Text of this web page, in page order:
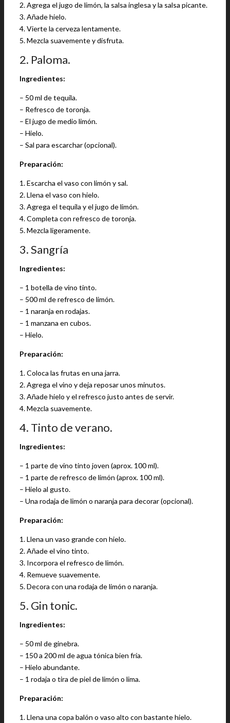
2. Agrega el jugo de limón, la salsa inglesa y la salsa picante.
3. Añade hielo.
4. Vierte la cerveza lentamente.
5. Mezcla suavemente y disfruta.
2. Paloma.
Ingredientes:
– 50 ml de tequila.
– Refresco de toronja.
– El jugo de medio limón.
– Hielo.
– Sal para escarchar (opcional).
Preparación:
1. Escarcha el vaso con limón y sal.
2. Llena el vaso con hielo.
3. Agrega el tequila y el jugo de limón.
4. Completa con refresco de toronja.
5. Mezcla ligeramente.
3. Sangría
Ingredientes:
– 1 botella de vino tinto.
– 500 ml de refresco de limón.
– 1 naranja en rodajas.
– 1 manzana en cubos.
– Hielo.
Preparación:
1. Coloca las frutas en una jarra.
2. Agrega el vino y deja reposar unos minutos.
3. Añade hielo y el refresco justo antes de servir.
4. Mezcla suavemente.
4. Tinto de verano.
Ingredientes:
– 1 parte de vino tinto joven (aprox. 100 ml).
– 1 parte de refresco de limón (aprox. 100 ml).
– Hielo al gusto.
– Una rodaja de limón o naranja para decorar (opcional).
Preparación:
1. Llena un vaso grande con hielo.
2. Añade el vino tinto.
3. Incorpora el refresco de limón.
4. Remueve suavemente.
5. Decora con una rodaja de limón o naranja.
5. Gin tonic.
Ingredientes:
– 50 ml de ginebra.
– 150 a 200 ml de agua tónica bien fría.
– Hielo abundante.
– 1 rodaja o tira de piel de limón o lima.
Preparación:
1. Llena una copa balón o vaso alto con bastante hielo.